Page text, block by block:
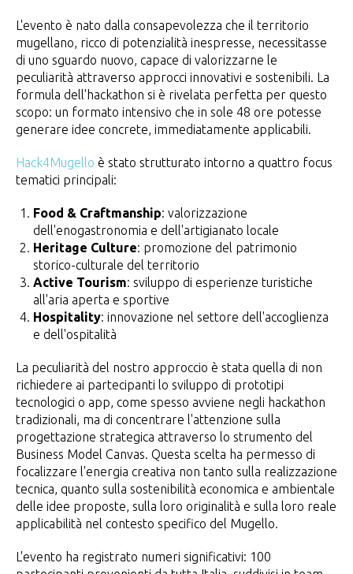
L'evento è nato dalla consapevolezza che il territorio
mugellano, ricco di potenzialità inespresse, necessitasse
di uno sguardo nuovo, capace di valorizzarne le
peculiarità attraverso approcci innovativi e sostenibili. La
formula dell'hackathon si è rivelata perfetta per questo
scopo: un formato intensivo che in sole 48 ore potesse
generare idee concrete, immediatamente applicabili.
Hack4Mugello è stato strutturato intorno a quattro focus
tematici principali:
Food & Craftmanship: valorizzazione
dell'enogastronomia e dell'artigianato locale
Heritage Culture: promozione del patrimonio
storico-culturale del territorio
Active Tourism: sviluppo di esperienze turistiche
all'aria aperta e sportive
Hospitality: innovazione nel settore dell'accoglienza
e dell'ospitalità
La peculiarità del nostro approccio è stata quella di non
richiedere ai partecipanti lo sviluppo di prototipi
tecnologici o app, come spesso avviene negli hackathon
tradizionali, ma di concentrare l'attenzione sulla
progettazione strategica attraverso lo strumento del
Business Model Canvas. Questa scelta ha permesso di
focalizzare l'energia creativa non tanto sulla realizzazione
tecnica, quanto sulla sostenibilità economica e ambientale
delle idee proposte, sulla loro originalità e sulla loro reale
applicabilità nel contesto specifico del Mugello.
L'evento ha registrato numeri significativi: 100